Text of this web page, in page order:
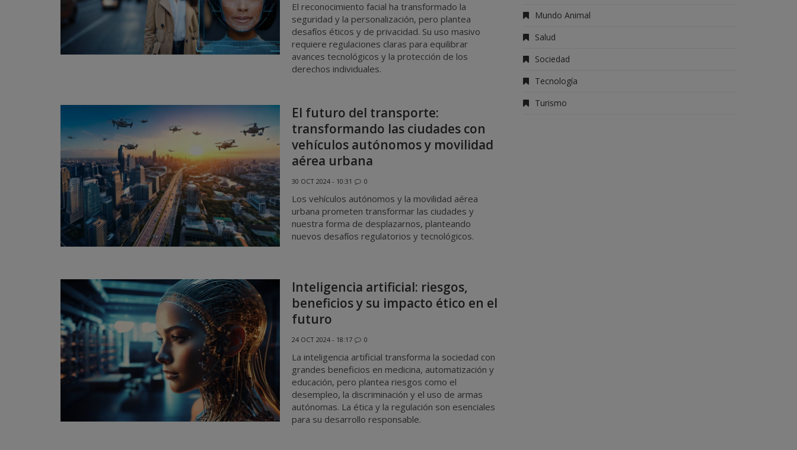
El reconocimiento facial ha transformado la
seguridad y la personalización, pero plantea
desafíos éticos y de privacidad. Su uso masivo
requiere regulaciones claras para equilibrar
avances tecnológicos y la protección de los
derechos individuales.
El futuro del transporte:
transformando las ciudades con
vehículos autónomos y movilidad
aérea urbana
30 OCT 2024 - 10:31 0
Los vehículos autónomos y la movilidad aérea
urbana prometen transformar las ciudades y
nuestra forma de desplazarnos, planteando
nuevos desafíos regulatorios y tecnológicos.
Inteligencia artificial: riesgos,
beneficios y su impacto ético en el
futuro
24 OCT 2024 - 18:17 0
La inteligencia artificial transforma la sociedad con
grandes beneficios en medicina, automatización y
educación, pero plantea riesgos como el
desempleo, la discriminación y el uso de armas
autónomas. La ética y la regulación son esenciales
para su desarrollo responsable.
Mundo Animal
Salud
Sociedad
Tecnología
Turismo